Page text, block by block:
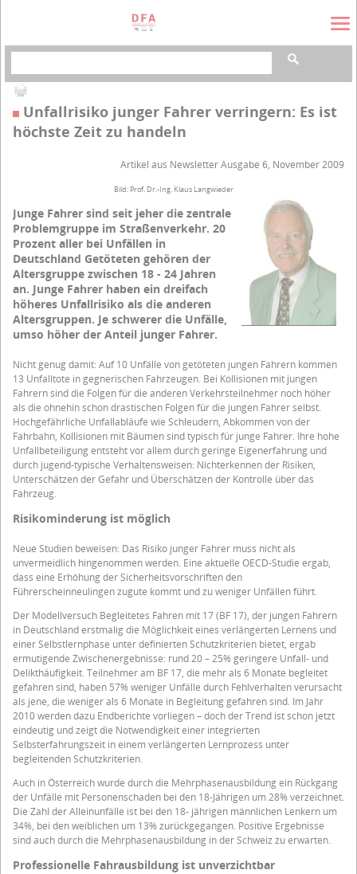
Unfallrisiko junger Fahrer verringern: Es ist
höchste Zeit zu handeln
Artikel aus Newsletter Ausgabe 6, November 2009
Bild: Prof. Dr.-Ing. Klaus Langwieder
Junge Fahrer sind seit jeher die zentrale
Problemgruppe im Straßenverkehr. 20
Prozent aller bei Unfällen in
Deutschland Getöteten gehören der
Altersgruppe zwischen 18 - 24 Jahren
an. Junge Fahrer haben ein dreifach
höheres Unfallrisiko als die anderen
Altersgruppen. Je schwerer die Unfälle,
umso höher der Anteil junger Fahrer.
Nicht genug damit: Auf 10 Unfälle von getöteten jungen Fahrern kommen
13 Unfalltote in gegnerischen Fahrzeugen. Bei Kollisionen mit jungen
Fahrern sind die Folgen für die anderen Verkehrsteilnehmer noch höher
als die ohnehin schon drastischen Folgen für die jungen Fahrer selbst.
Hochgefährliche Unfallabläufe wie Schleudern, Abkommen von der
Fahrbahn, Kollisionen mit Bäumen sind typisch für junge Fahrer. Ihre hohe
Unfallbeteiligung entsteht vor allem durch geringe Eigenerfahrung und
durch jugend-typische Verhaltensweisen: Nichterkennen der Risiken,
Unterschätzen der Gefahr und Überschätzen der Kontrolle über das
Fahrzeug.
Risikominderung ist möglich
Neue Studien beweisen: Das Risiko junger Fahrer muss nicht als
unvermeidlich hingenommen werden. Eine aktuelle OECD-Studie ergab,
dass eine Erhöhung der Sicherheitsvorschriften den
Führerscheinneulingen zugute kommt und zu weniger Unfällen führt.
Der Modellversuch Begleitetes Fahren mit 17 (BF 17), der jungen Fahrern
in Deutschland erstmalig die Möglichkeit eines verlängerten Lernens und
einer Selbstlernphase unter definierten Schutzkriterien bietet, ergab
ermutigende Zwischenergebnisse: rund 20 – 25% geringere Unfall- und
Delikthäufigkeit. Teilnehmer am BF 17, die mehr als 6 Monate begleitet
gefahren sind, haben 57% weniger Unfälle durch Fehlverhalten verursacht
als jene, die weniger als 6 Monate in Begleitung gefahren sind. Im Jahr
2010 werden dazu Endberichte vorliegen – doch der Trend ist schon jetzt
eindeutig und zeigt die Notwendigkeit einer integrierten
Selbsterfahrungszeit in einem verlängerten Lernprozess unter
begleitenden Schutzkriterien.
Auch in Österreich wurde durch die Mehrphasenausbildung ein Rückgang
der Unfälle mit Personenschaden bei den 18-Jährigen um 28% verzeichnet.
Die Zahl der Alleinunfälle ist bei den 18- jährigen männlichen Lenkern um
34%, bei den weiblichen um 13% zurückgegangen. Positive Ergebnisse
sind auch durch die Mehrphasenausbildung in der Schweiz zu erwarten.
Professionelle Fahrausbildung ist unverzichtbar